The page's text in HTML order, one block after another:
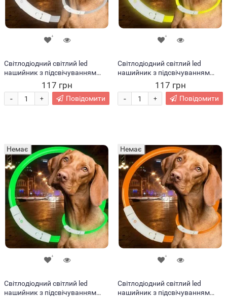
Світлодіодний світлий led
нашийник з підсвічуванням
для собак з USB зарядкою M-
50см Білий (205)
117 грн
+
- Повідомити
Світлодіодний світлий led
нашийник з підсвічуванням
для собак з USB зарядкою M-
50см Жовтий (205)
117 грн
+
- Повідомити
Немає
Світлодіодний світлий led
нашийник з підсвічуванням
Немає
Світлодіодний світлий led
нашийник з підсвічуванням